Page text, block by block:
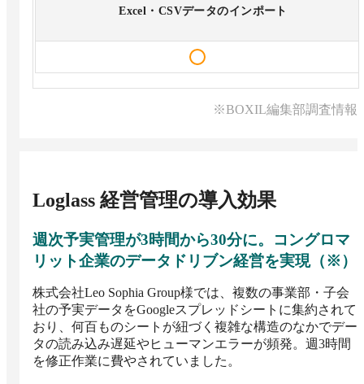
Excel・CSVデータのインポート
※BOXIL編集部調査情報
Loglass 経営管理の導入効果
週次予実管理が3時間から30分に。コングロマ
リット企業のデータドリブン経営を実現（※）
株式会社Leo Sophia Group様では、複数の事業部・子会
社の予実データをGoogleスプレッドシートに集約されて
おり、何百ものシートが紐づく複雑な構造のなかでデー
タの読み込み遅延やヒューマンエラーが頻発。週3時間
を修正作業に費やされていました。